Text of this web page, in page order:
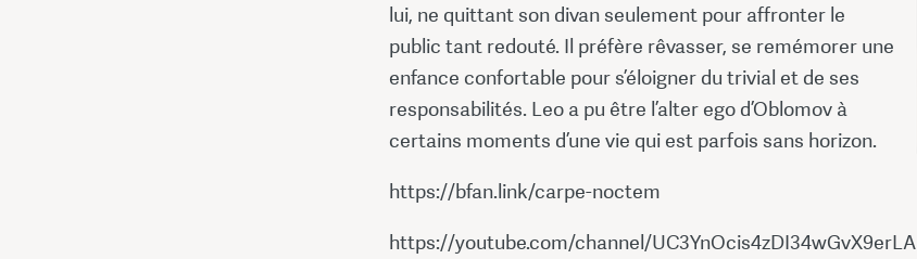
lui, ne quittant son divan seulement pour affronter le
public tant redouté. Il préfère rêvasser, se remémorer une
enfance confortable pour s’éloigner du trivial et de ses
responsabilités. Leo a pu être l’alter ego d’Oblomov à
certains moments d’une vie qui est parfois sans horizon.
https://bfan.link/carpe-noctem
https://youtube.com/channel/UC3YnOcis4zDI34wGvX9erLA